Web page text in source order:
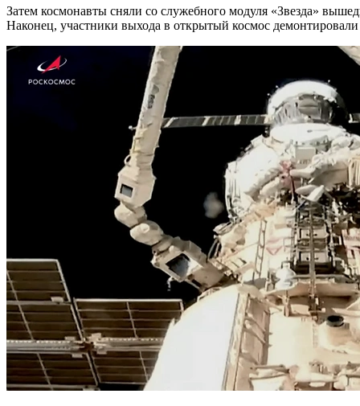
Затем космонавты сняли со служебного модуля «Звезда»
Наконец, участники выхода в открытый космос